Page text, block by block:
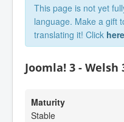
This page is not yet
language. Make a gift
translating it! Click here
Joomla! 3 - Welsh
Maturity
Stable